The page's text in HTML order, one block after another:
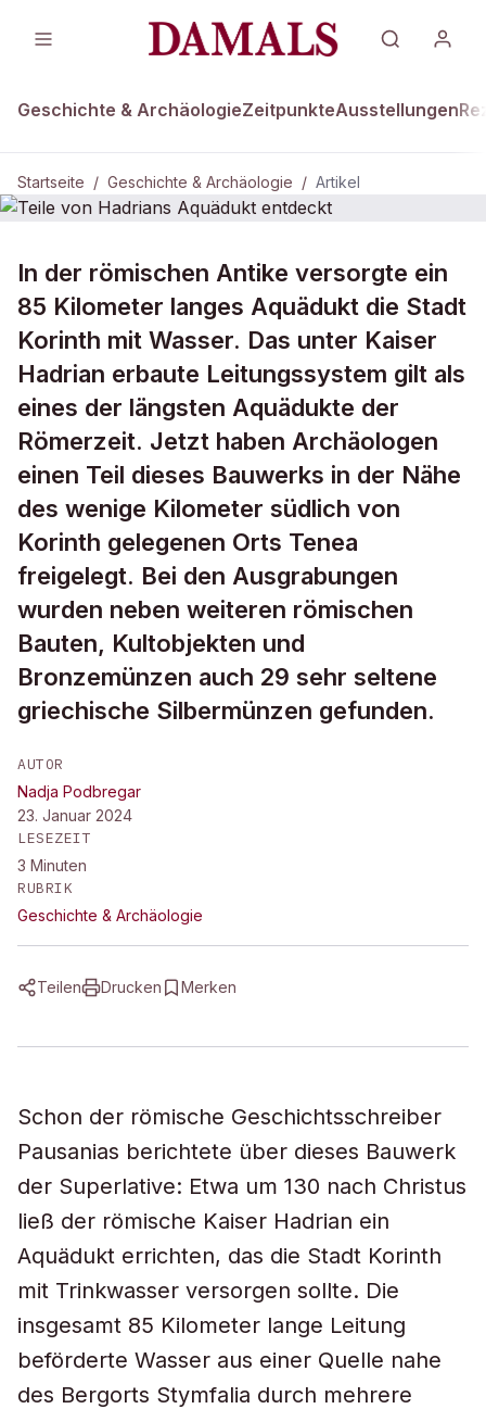
Geschichte & ArchäologieZeitpunkteAusstellungen
Startseite / Geschichte & Archäologie / Artikel
Teile von Hadrians Aquädukt
entdeckt
In der römischen Antike versorgte ein
85 Kilometer langes Aquädukt die Stadt
Korinth mit Wasser. Das unter Kaiser
Hadrian erbaute Leitungssystem gilt als
eines der längsten Aquädukte der
Römerzeit. Jetzt haben Archäologen
einen Teil dieses Bauwerks in der Nähe
des wenige Kilometer südlich von
Korinth gelegenen Orts Tenea
freigelegt. Bei den Ausgrabungen
wurden neben weiteren römischen
Bauten, Kultobjekten und
Bronzemünzen auch 29 sehr seltene
griechische Silbermünzen gefunden.
AUTOR
Nadja Podbregar
23. Januar 2024
LESEZEIT
3 Minuten
RUBRIK
Geschichte & Archäologie
Teilen Drucken Merken
Schon der römische Geschichtsschreiber
Pausanias berichtete über dieses Bauwerk
der Superlative: Etwa um 130 nach Christus
ließ der römische Kaiser Hadrian ein
Aquädukt errichten, das die Stadt Korinth
mit Trinkwasser versorgen sollte. Die
insgesamt 85 Kilometer lange Leitung
beförderte Wasser aus einer Quelle nahe
des Bergorts Stymfalia durch mehrere